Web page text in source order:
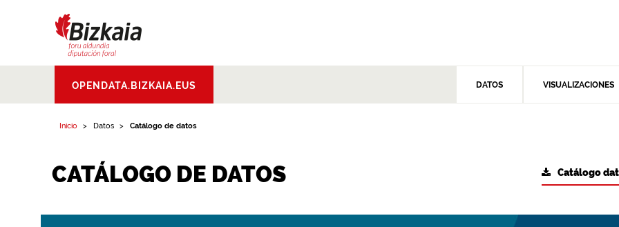
Aldundia.Diputacion
Foral de Bizkaia
OPENDATA.BIZKAIA.EUS DATOS VISUALIZACIONES
Inicio Datos Catálogo de datos
CATÁLOGO DE DATOS Catálogo